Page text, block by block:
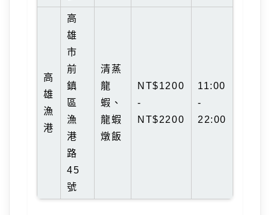
高
雄
漁
港
高
雄
市
前
鎮
區
漁
港
路
45
號
清蒸
龍
蝦、
龍蝦
燉飯
NT$1200
-
NT$2200
11:00
-
22:00